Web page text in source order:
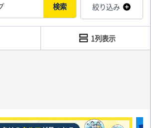
検索 絞り込み
1列表示